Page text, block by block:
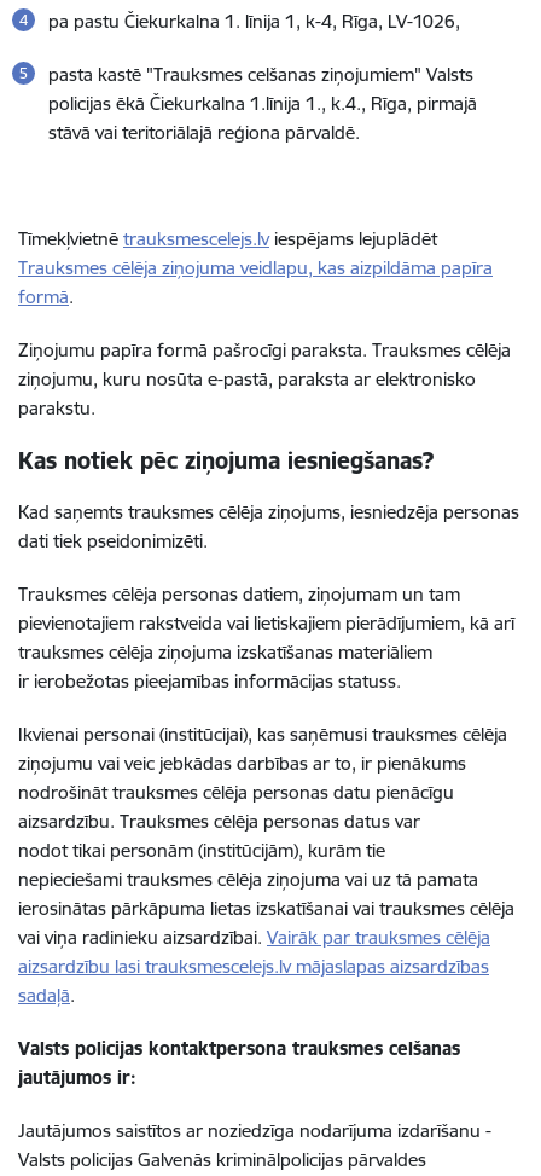
pa pastu Čiekurkalna 1. līnija 1, k-4, Rīga, LV-1026,
pasta kastē "Trauksmes celšanas ziņojumiem" Valsts
policijas ēkā Čiekurkalna 1.līnija 1., k.4., Rīga, pirmajā
stāvā vai teritoriālajā reģiona pārvaldē.
Tīmekļvietnē trauksmescelejs.lv iespējams lejuplādēt
Trauksmes cēlēja ziņojuma veidlapu, kas aizpildāma papīra
formā.
Ziņojumu papīra formā pašrocīgi paraksta. Trauksmes cēlēja
ziņojumu, kuru nosūta e-pastā, paraksta ar elektronisko
parakstu.
Kas notiek pēc ziņojuma iesniegšanas?
Kad saņemts trauksmes cēlēja ziņojums, iesniedzēja personas
dati tiek pseidonimizēti.
Trauksmes cēlēja personas datiem, ziņojumam un tam
pievienotajiem rakstveida vai lietiskajiem pierādījumiem, kā arī
trauksmes cēlēja ziņojuma izskatīšanas materiāliem
ir ierobežotas pieejamības informācijas statuss.
Ikvienai personai (institūcijai), kas saņēmusi trauksmes cēlēja
ziņojumu vai veic jebkādas darbības ar to, ir pienākums
nodrošināt trauksmes cēlēja personas datu pienācīgu
aizsardzību. Trauksmes cēlēja personas datus var
nodot tikai personām (institūcijām), kurām tie
nepieciešami trauksmes cēlēja ziņojuma vai uz tā pamata
ierosinātas pārkāpuma lietas izskatīšanai vai trauksmes cēlēja
vai viņa radinieku aizsardzībai. Vairāk par trauksmes cēlēja
aizsardzību lasi trauksmescelejs.lv mājaslapas aizsardzības
sadaļā.
Valsts policijas kontaktpersona trauksmes celšanas
jautājumos ir:
Jautājumos saistītos ar noziedzīga nodarījuma izdarīšanu -
Valsts policijas Galvenās kriminālpolicijas pārvaldes